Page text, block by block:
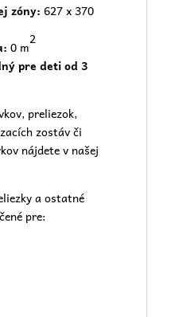
zóny: 627 x 370
0 m
2
pre deti od 3
preliezok,
zostáv či
nájdete v našej
a ostatné
pre: